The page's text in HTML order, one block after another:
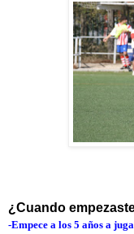
¿Cuando
-Empece a los 5 años a